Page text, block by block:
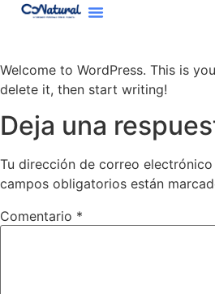
contenido
Welcome to WordPress. This is
delete it, then start writing!
Deja una
Tu dirección de correo
campos obligatorios están
Comentario *